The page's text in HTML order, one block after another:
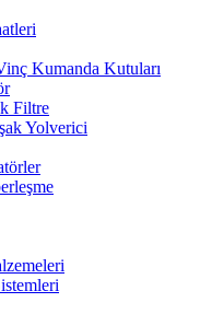
Kumanda Kutuları
Filtre
Yolverici